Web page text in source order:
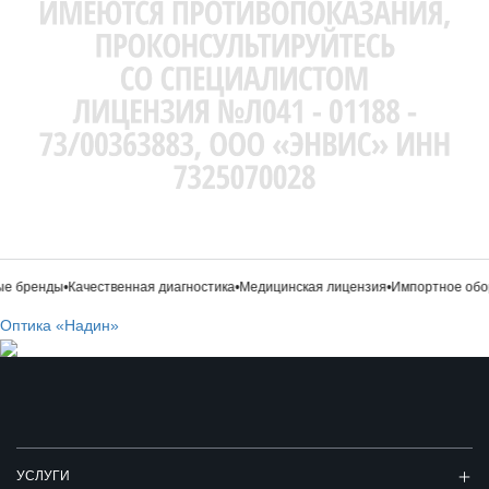
бренды•Качественная диагностика•Медицинская лицензия•Импортное
Оптика «Надин»
УСЛУГИ